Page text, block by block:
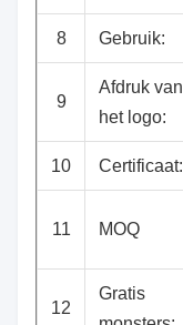
8 Gebruik:
9
Afdruk van
het logo:
10 Certificaat:
11 MOQ
12
Gratis